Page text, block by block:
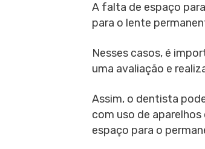
A falta de espaço
para o lente
Nesses casos, é
uma avaliação e
Assim, o dentista
com uso de
espaço para o